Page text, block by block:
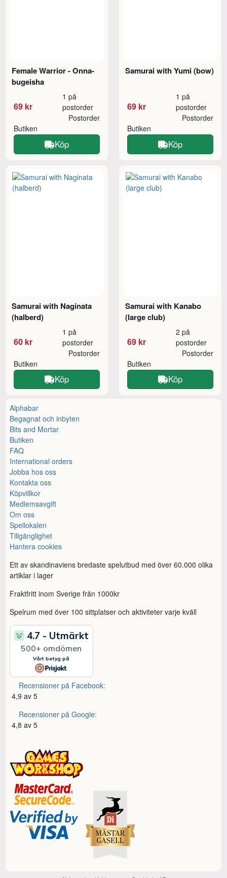
Female Warrior - Onna-
bugeisha
69 kr
1 på
postorder
Butiken
Postorder
Köp
Samurai with Yumi (bow)
69 kr
1 på
postorder
Butiken
Postorder
Köp
Samurai with Naginata
(halberd)
60 kr
1 på
postorder
Butiken
Postorder
Köp
Samurai with Kanabo
(large club)
69 kr
2 på
postorder
Butiken
Postorder
Köp
Alphabar
Begagnat och inbyten
Bits and Mortar
Butiken
FAQ
International orders
Jobba hos oss
Kontakta oss
Köpvillkor
Medlemsavgift
Om oss
Spellokalen
Tillgänglighet
Hantera cookies
Ett av skandinaviens bredaste spelutbud med över 60.000 olika
artiklar i lager
Fraktfritt inom Sverige från 1000kr
Spelrum med över 100 sittplatser och aktiviteter varje kväll
Recensioner på Facebook:
4,9 av 5
Recensioner på Google:
4,8 av 5